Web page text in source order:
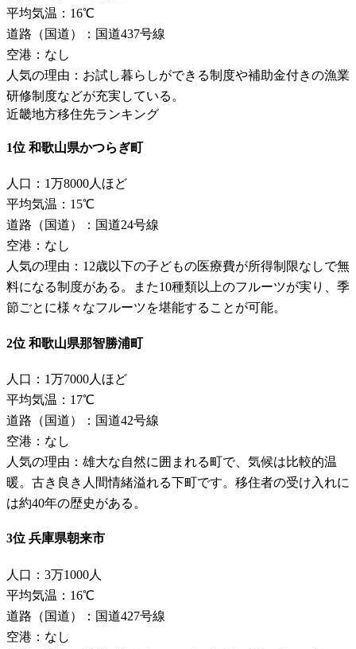
平均気温：16℃
道路（国道）：国道437号線
空港：なし
人気の理由：お試し暮らしができる制度や補助金付きの漁業
研修制度などが充実している。
近畿地方移住先ランキング
1位 和歌山県かつらぎ町
人口：1万8000人ほど
平均気温：15℃
道路（国道）：国道24号線
空港：なし
人気の理由：12歳以下の子どもの医療費が所得制限なしで無
料になる制度がある。また10種類以上のフルーツが実り、季
節ごとに様々なフルーツを堪能することが可能。
2位 和歌山県那智勝浦町
人口：1万7000人ほど
平均気温：17℃
道路（国道）：国道42号線
空港：なし
人気の理由：雄大な自然に囲まれる町で、気候は比較的温
暖。古き良き人間情緒溢れる下町です。移住者の受け入れに
は約40年の歴史がある。
3位 兵庫県朝来市
人口：3万1000人
平均気温：16℃
道路（国道）：国道427号線
空港：なし